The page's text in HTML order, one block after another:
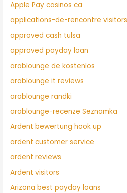
Apple Pay casinos ca
applications-de-rencontre visitors
approved cash tulsa
approved payday loan
arablounge de kostenlos
arablounge it reviews
arablounge randki
arablounge-recenze Seznamka
Ardent bewertung hook up
ardent customer service
ardent reviews
Ardent visitors
Arizona best payday loans